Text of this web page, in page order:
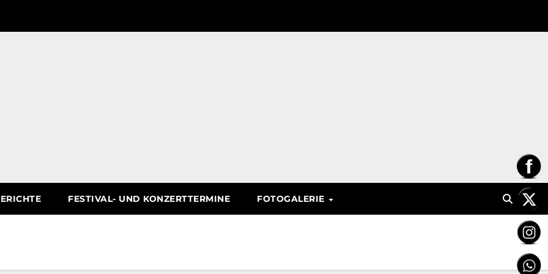
FESTIVAL- UND KONZERTTERMINE FOTOGALERIE